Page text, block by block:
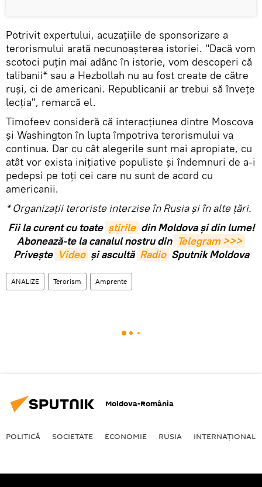
Potrivit expertului, acuzațiile de sponsorizare a
terorismului arată necunoașterea istoriei. "Dacă vom
scotoci puțin mai adânc în istorie, vom descoperi că
talibanii* sau a Hezbollah nu au fost create de către
ruși, ci de americani. Republicanii ar trebui să învețe
lecția", remarcă el.
Timofeev consideră că interacțiunea dintre Moscova
și Washington în lupta împotriva terorismului va
continua. Dar cu cât alegerile sunt mai apropiate, cu
atât vor exista inițiative populiste și îndemnuri de a-i
pedepsi pe toți cei care nu sunt de acord cu
americanii.
* Organizații teroriste interzise în Rusia și în alte țări.
Fii la curent cu toate știrile din Moldova și din lume!
Abonează-te la canalul nostru din Telegram >>>
Privește Video și ascultă Radio Sputnik Moldova
ANALIZE Terorism Amprente
Moldova-România
POLITICĂ SOCIETATE ECONOMIE RUSIA INTERNAŢIONAL